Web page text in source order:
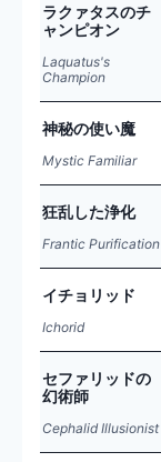
ラクァタスのチ
ャンピオン
Laquatus's
Champion
神秘の使い魔
Mystic Familiar
狂乱した浄化
Frantic Purification
イチョリッド
Ichorid
セファリッドの
幻術師
Cephalid Illusionist